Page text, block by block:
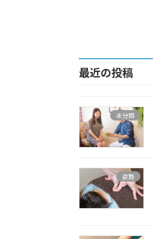
最近の投稿
未分類
姿勢